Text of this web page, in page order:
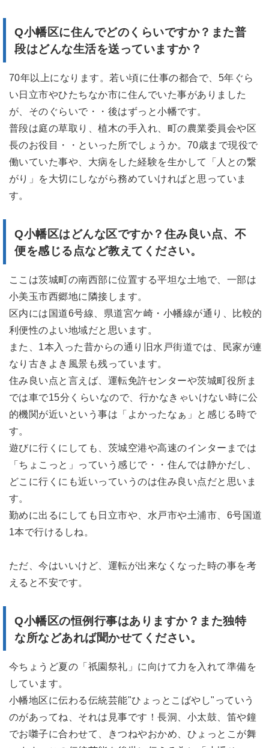
Q小幡区に住んでどのくらいですか？また普
段はどんな生活を送っていますか？
70年以上になります。若い頃に仕事の都合で、5年ぐら
い日立市やひたちなか市に住んでいた事がありました
が、そのぐらいで・・後はずっと小幡です。
普段は庭の草取り、植木の手入れ、町の農業委員会や区
長のお役目・・といった所でしょうか。70歳まで現役で
働いていた事や、大病をした経験を生かして「人との繋
がり」を大切にしながら務めていければと思っていま
す。
Q小幡区はどんな区ですか？ 住み良い点、不
便を感じる点など教えてください。
ここは茨城町の南西部に位置する平坦な土地で、一部は
小美玉市西郷地に隣接します。
区内には国道6号線、県道宮ケ崎・小幡線が通り、比較的
利便性のよい地域だと思います。
また、1本入った昔からの通り旧水戸街道では、民家が連
なり古きよき風景も残っています。
住み良い点と言えば、運転免許センターや茨城町役所ま
では車で15分くらいなので、行かなきゃいけない時に公
的機関が近いという事は「よかったなぁ」と感じる時で
す。
遊びに行くにしても、茨城空港や高速のインターまでは
「ちょこっと」っていう感じで・・住んでは静かだし、
どこに行くにも近いっていうのは住み良い点だと思いま
す。
勤めに出るにしても日立市や、水戸市や土浦市、6号国道
1本で行けるしね。
ただ、今はいいけど、運転が出来なくなった時の事を考
えると不安です。
Q小幡区の恒例行事はありますか？また独特
な所などあれば聞かせてください。
今ちょうど夏の「祇園祭礼」に向けて力を入れて準備を
しています。
小幡地区に伝わる伝統芸能"ひょっとこばやし"っていう
のがあってね、それは見事です！長洞、小太鼓、笛や鐘
でお囃子に合わせて、きつねやおかめ、ひょっとこが舞